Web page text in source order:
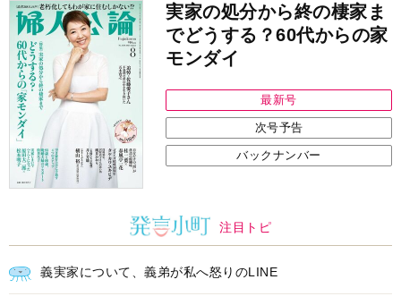
実家の処分から終の棲家ま
でどうする？60代からの家
モンダイ
最新号
次号予告
バックナンバー
注目トピ
義実家について、義弟が私へ怒りのLINE